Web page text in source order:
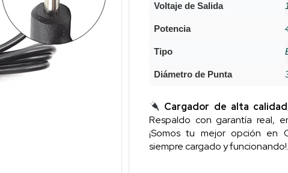
Voltaje de Salida
Potencia
Tipo
Diámetro de Punta
Cargador de alta calidad
Respaldo con garantía real,
¡Somos tu mejor opción en
siempre cargado y funcionando!.